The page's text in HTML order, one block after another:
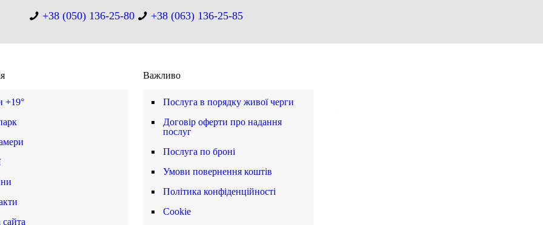
+38 (050) 136-25-80 +38 (063) 136-25-85
+19°
Важливо
Послуга в порядку живої черги
Договір оферти про надання
послуг
Послуга по броні
Умови повернення коштів
Політика конфіденційності
Cookie